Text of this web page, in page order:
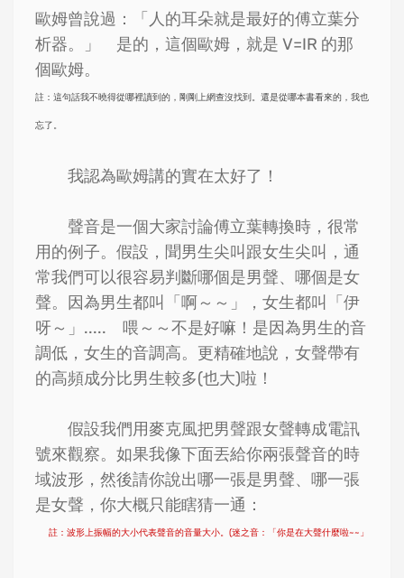
歐姆曾說過：「人的耳朵就是最好的傅立葉分
析器。」 是的，這個歐姆，就是 V=IR 的那
個歐姆。
註：這句話我不曉得從哪裡讀到的，剛剛上網查沒找到。還是從哪本書看來的，我也
忘了。
我認為歐姆講的實在太好了！
聲音是一個大家討論傅立葉轉換時，很常
用的例子。假設，聞男生尖叫跟女生尖叫，通
常我們可以很容易判斷哪個是男聲、哪個是女
聲。因為男生都叫「啊～～」，女生都叫「伊
呀～」..... 喂～～不是好嘛！是因為男生的音
調低，女生的音調高。更精確地說，女聲帶有
的高頻成分比男生較多(也大)啦！
假設我們用麥克風把男聲跟女聲轉成電訊
號來觀察。如果我像下面丟給你兩張聲音的時
域波形，然後請你說出哪一張是男聲、哪一張
是女聲，你大概只能瞎猜一通：
註：波形上振幅的大小代表聲音的音量大小。(迷之音：「你是在大聲什麼啦~~」